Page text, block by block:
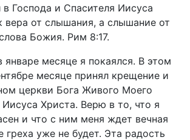
в Господа и Спасителя Иисуса
вера от слышания, а слышание от
Божия. Рим 8:17.
январе месяце я покаялся. В этом
месяце принял крещение и
церкви Бога Живого Моего
Иисуса Христа. Верю в то, что я
и что с ним меня ждет вечная
греха уже не будет. Эта радость